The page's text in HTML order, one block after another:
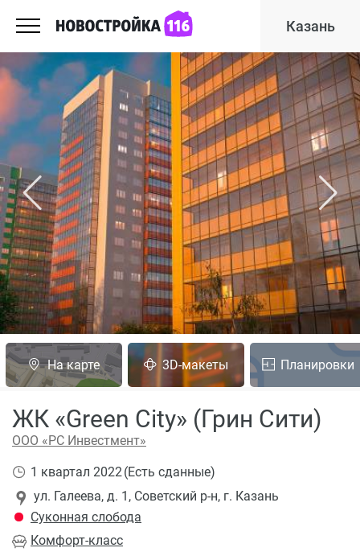
Казань
На карте 3D-макеты Планировки
ЖК «Green City» (Грин Сити)
ООО «РС Инвестмент»
Комфорт-класс
ул. Галеева, д. 1, Советский р-н, г. Казань
Суконная слобода
1 квартал 2022(Есть сданные)